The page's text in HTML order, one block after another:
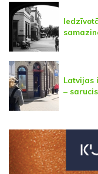
Latvijas
– sarucis